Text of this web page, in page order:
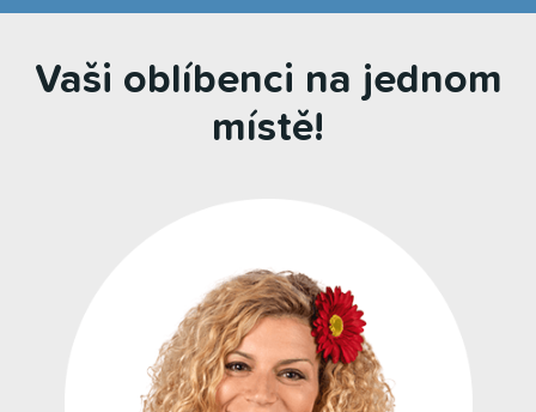
Vaši oblíbenci na jednom
místě!